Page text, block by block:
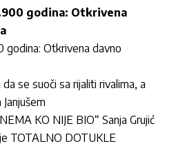
godina: Otkrivena
godina: Otkrivena davno
se suoči sa rijaliti rivalima, a
KO NIJE BIO“ Sanja Grujić
TOTALNO DOTUKLE